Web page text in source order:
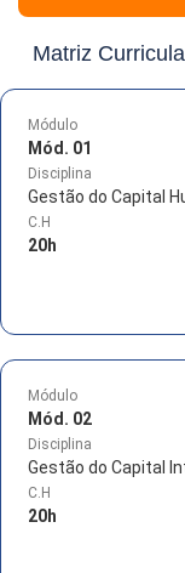
Matriz
Módulo
Mód. 01
Disciplina
Gestão do Capital
C.H
20h
Módulo
Mód. 02
Disciplina
Gestão do Capital
C.H
20h